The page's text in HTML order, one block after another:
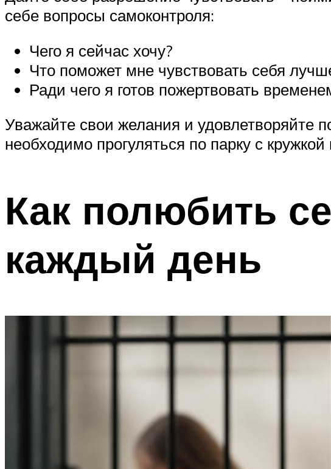
себе вопросы самоконтроля:
Чего я сейчас хочу?
Что поможет мне чувствовать себя
Ради чего я готов пожертвовать
Уважайте свои желания и удовлетворяйте
необходимо прогуляться по парку с
Как полюбить
каждый день